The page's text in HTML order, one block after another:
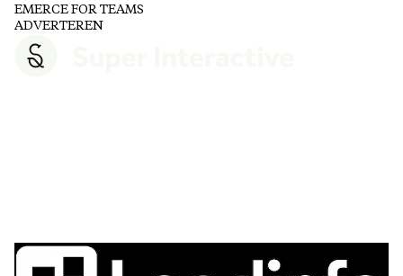
EMERCE FOR TEAMS
ADVERTEREN